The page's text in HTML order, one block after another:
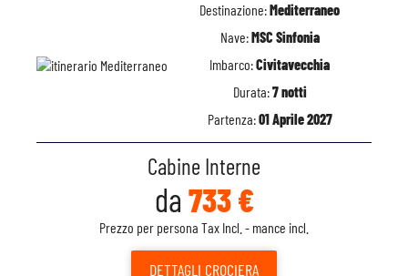
Destinazione:Mediterraneo
Nave:MSC Sinfonia
Imbarco:Civitavecchia
Durata:7 notti
Partenza:01 Aprile 2027
Cabine Interne
da 733 €
Prezzo per persona Tax Incl. - mance incl.
DETTAGLI CROCIERA